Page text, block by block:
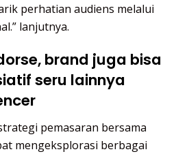
perhatian audiens melalui
lanjutnya.
brand juga bisa
seru lainnya
pemasaran bersama
mengeksplorasi berbagai